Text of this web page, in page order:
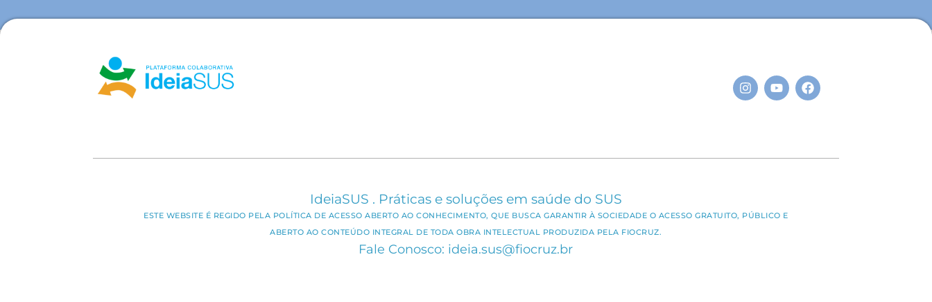
IdeiaSUS . Práticas e soluções em saúde do SUS
ESTE WEBSITE É REGIDO PELA POLÍTICA DE ACESSO ABERTO AO CONHECIMENTO, QUE BUSCA GARANTIR À SOCIEDADE O ACESSO GRATUITO, PÚBLICO E
ABERTO AO CONTEÚDO INTEGRAL DE TODA OBRA INTELECTUAL PRODUZIDA PELA FIOCRUZ.
Fale Conosco: ideia.sus@fiocruz.br